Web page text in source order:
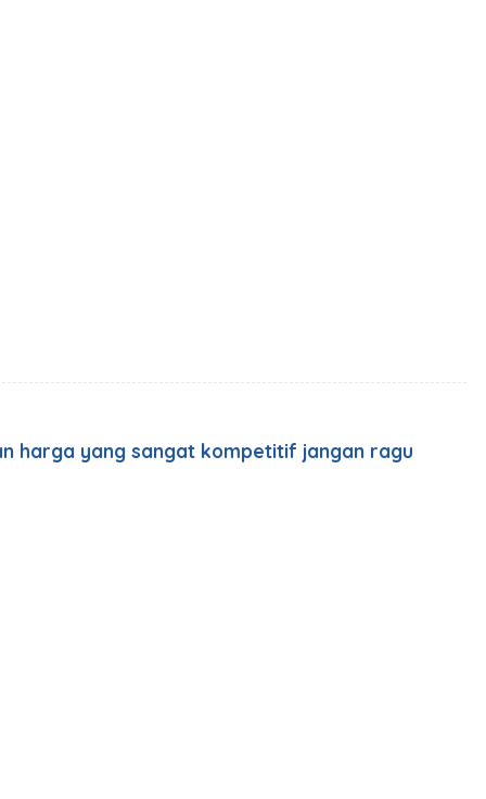
harga yang sangat kompetitif jangan ragu